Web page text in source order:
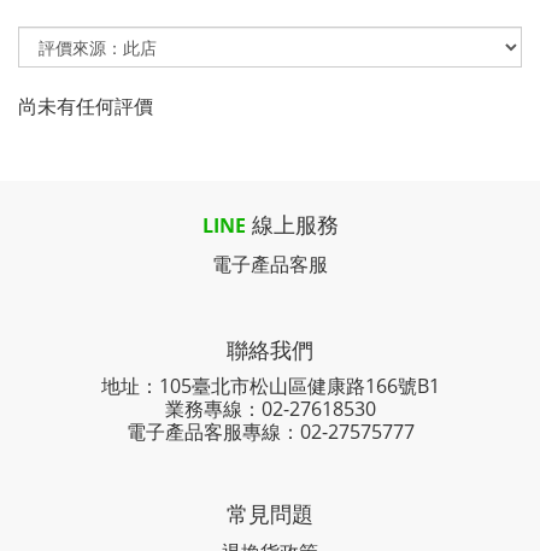
尚未有任何評價
LINE 線上服務
電子產品客服
聯絡我們
地址：105臺北市松山區健康路166號B1
業務專線： 02-27618530
電子產品客服專線：02-27575777
常見問題